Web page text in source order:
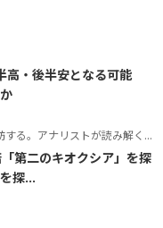
高・後半安となる可能
アナリストが読み解くテーマの本質
「第二のキオクシア」を探
探...